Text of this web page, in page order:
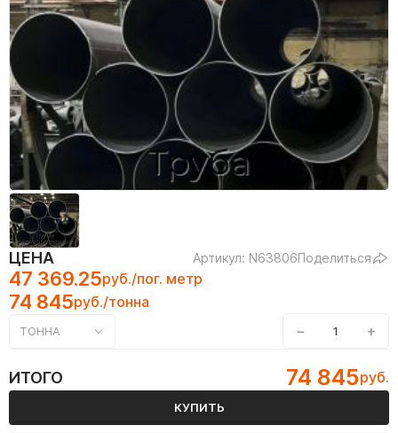
ЦЕНА Артикул: N63806Поделиться
47 369.25руб./пог. метр
74 845руб./тонна
ТОННА − +
ИТОГО 74 845руб.
КУПИТЬ